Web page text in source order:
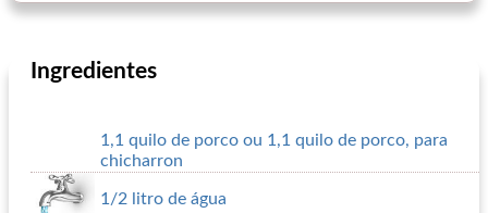
Ingredientes
1,1 quilo de porco ou 1,1 quilo de porco, para
chicharron
1/2 litro de água